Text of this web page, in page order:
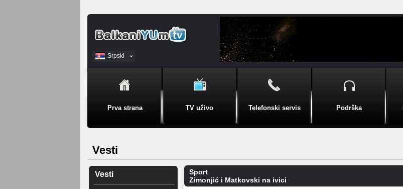
Srpski
BiH
Prva strana TV uživo Telefonski servis Podrška
Vesti
Vesti
Sport
Zimonjić i Matkovski na ivici